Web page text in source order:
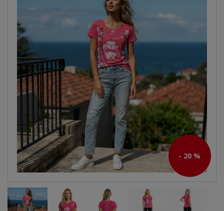
- 20 %